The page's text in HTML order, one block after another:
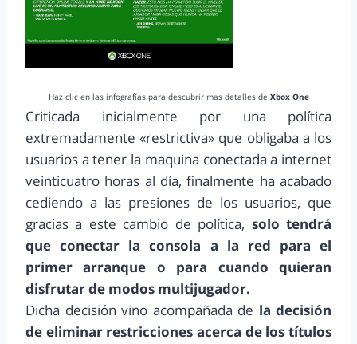
Haz clic en las infografías para descubrir mas detalles de Xbox One
Criticada inicialmente por una política
extremadamente «restrictiva» que obligaba a los
usuarios a tener la maquina conectada a internet
veinticuatro horas al día, finalmente ha acabado
cediendo a las presiones de los usuarios, que
gracias a este cambio de política, solo tendrá
que conectar la consola a la red para el
primer arranque o para cuando quieran
disfrutar de modos multijugador.
Dicha decisión vino acompañada de la decisión
de eliminar restricciones acerca de los títulos